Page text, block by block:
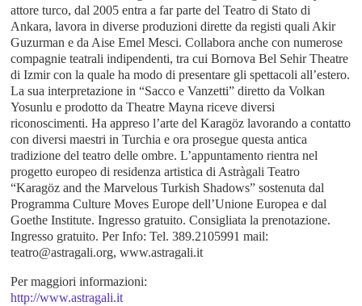
attore turco, dal 2005 entra a far parte del Teatro di Stato di
Ankara, lavora in diverse produzioni dirette da registi quali Akir
Guzurman e da Aise Emel Mesci. Collabora anche con numerose
compagnie teatrali indipendenti, tra cui Bornova Bel Sehir Theatre
di Izmir con la quale ha modo di presentare gli spettacoli all’estero.
La sua interpretazione in “Sacco e Vanzetti” diretto da Volkan
Yosunlu e prodotto da Theatre Mayna riceve diversi
riconoscimenti. Ha appreso l’arte del Karagöz lavorando a contatto
con diversi maestri in Turchia e ora prosegue questa antica
tradizione del teatro delle ombre. L’appuntamento rientra nel
progetto europeo di residenza artistica di Astràgali Teatro
“Karagöz and the Marvelous Turkish Shadows” sostenuta dal
Programma Culture Moves Europe dell’Unione Europea e dal
Goethe Institute. Ingresso gratuito. Consigliata la prenotazione.
Ingresso gratuito. Per Info: Tel. 389.2105991 mail:
teatro@astragali.org, www.astragali.it
Per maggiori informazioni:
http://www.astragali.it